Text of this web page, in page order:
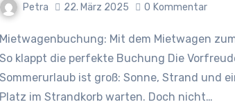
Petra 22. März 2025 0 Kommentar
Mietwagenbuchung: Mit dem Mietwagen zum Strandkorb –
So klappt die perfekte Buchung Die
Sommerurlaub ist groß: Sonne, Strand und
Platz im Strandkorb warten. Doch nicht…